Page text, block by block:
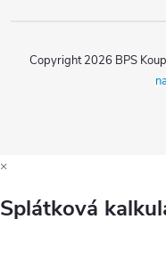
Copyright 2026 BPS
×
Splátková